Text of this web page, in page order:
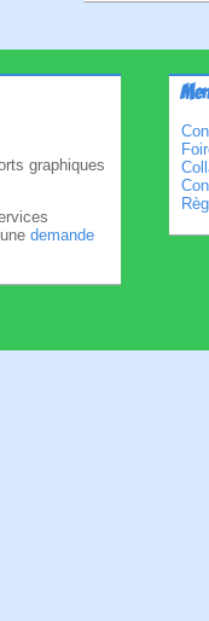
graphiques
demande